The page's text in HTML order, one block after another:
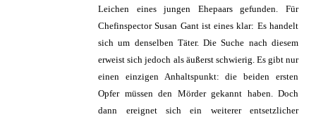
Leichen eines jungen Ehepaars gefunden. Für
Chefinspector Susan Gant ist eines klar: Es handelt
sich um denselben Täter. Die Suche nach diesem
erweist sich jedoch als äußerst schwierig. Es gibt nur
einen einzigen Anhaltspunkt: die beiden ersten
Opfer müssen den Mörder gekannt haben. Doch
dann ereignet sich ein weiterer entsetzlicher